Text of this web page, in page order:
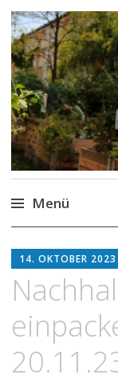
Kurze
Menü
Inhalt
springen
14. OKTOBER 2023